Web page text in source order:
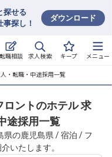
探せる
探し！
ダウンロード
転職相談 求人検索 キープ メニュー
・転職・中途採用一覧
ロントのホテル 求
途採用一覧
県の鹿児島県 / 宿泊 / フ
いたします。